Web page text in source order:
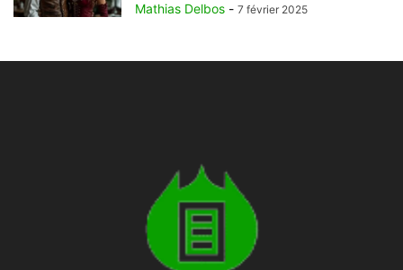
Mathias Delbos - 7 février 2025